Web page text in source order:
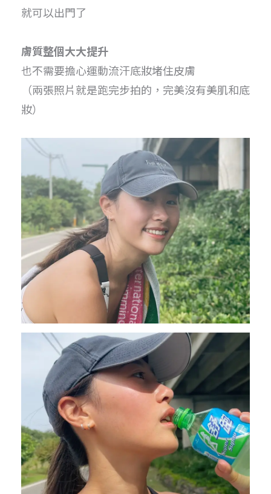
就可以出門了
膚質整個大大提升
也不需要擔心運動流汗底妝堵住皮膚
（兩張照片就是跑完步拍的，完美沒有美肌和底
妝）